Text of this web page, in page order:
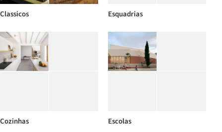
Classicos Esquadrias
Cozinhas Escolas